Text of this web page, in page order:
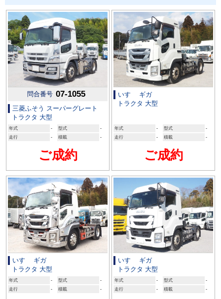
問合番号 07-1055
三菱ふそう スーパーグレート
トラクタ 大型
年式 - 型式
-
走行
- 積載 -
ご成約
いすゞ ギガ
トラクタ 大型
年式 - 型式
-
走行
- 積載 -
ご成約
いすゞ ギガ
トラクタ 大型
年式 - 型式
-
走行
- 積載 -
いすゞ ギガ
トラクタ 大型
年式 - 型式
-
走行
- 積載 -